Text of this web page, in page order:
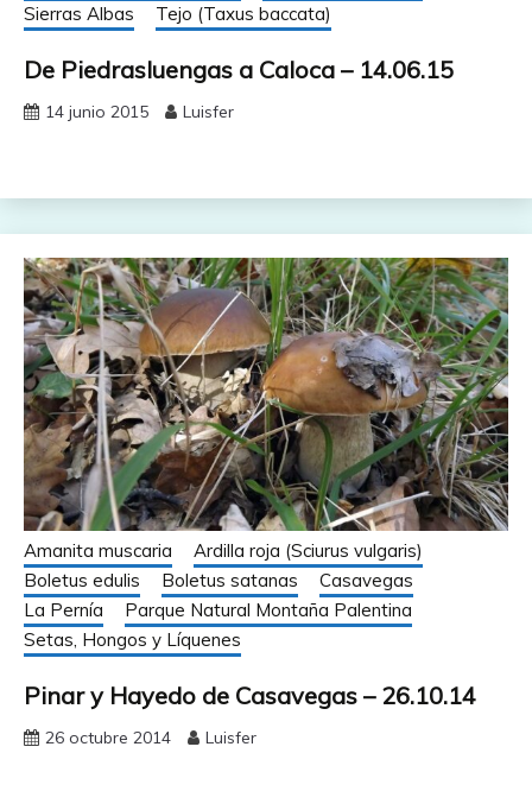
Sierras Albas
Tejo (Taxus baccata)
De Piedrasluengas a Caloca – 14.06.15
14 junio 2015 Luisfer
Amanita muscaria
Ardilla roja (Sciurus vulgaris)
Boletus edulis
Boletus satanas
Casavegas
La Pernía
Parque Natural Montaña Palentina
Setas, Hongos y Líquenes
Pinar y Hayedo de Casavegas – 26.10.14
26 octubre 2014 Luisfer